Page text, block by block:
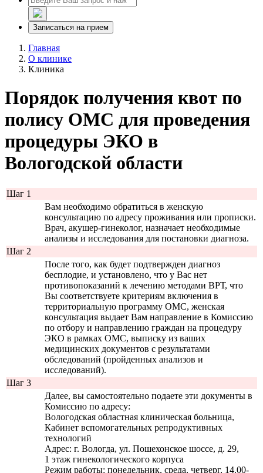
Записаться на прием
Главная
О клинике
Клиника
Порядок получения квот по
полису ОМС для проведения
процедуры ЭКО в
Вологодской области
Шаг 1
Вам необходимо обратиться в женскую
консультацию по адресу проживания или прописки.
Врач, акушер-гинеколог, назначает необходимые
анализы и исследования для постановки диагноза.
Шаг 2
После того, как будет подтвержден диагноз
бесплодие, и установлено, что у Вас нет
противопоказаний к лечению методами ВРТ, что
Вы соответствуете критериям включения в
территориальную программу ОМС, женская
консультация выдает Вам направление в Комиссию
по отбору и направлению граждан на процедуру
ЭКО в рамках ОМС, выписку из ваших
медицинских документов с результатами
обследований (пройденных анализов и
исследований).
Шаг 3
Далее, вы самостоятельно подаете эти документы в
Комиссию по адресу:
Вологодская областная клиническая больница,
Кабинет вспомогательных репродуктивных
технологий
Адрес: г. Вологда, ул. Пошехонское шоссе, д. 29,
1 этаж гинекологического корпуса
Режим работы: понедельник, среда, четверг, 14.00-